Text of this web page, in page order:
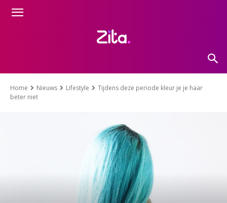
Home Nieuws Lifestyle
Tijdens deze periode kleur je je haar
beter niet